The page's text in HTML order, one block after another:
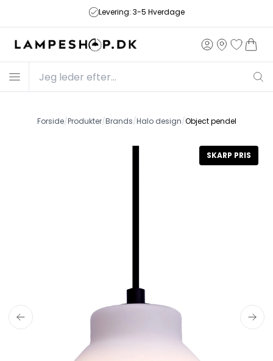
Levering: 3-5 Hverdage
Forside/Produkter/Brands/Halo design/Object pendel
SKARP PRIS